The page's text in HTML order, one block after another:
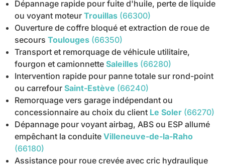
Dépannage rapide pour fuite d'huile, perte de liquide
ou voyant moteur Trouillas (66300)
Ouverture de coffre bloqué et extraction de roue de
secours Toulouges (66350)
Transport et remorquage de véhicule utilitaire,
fourgon et camionnette Saleilles (66280)
Intervention rapide pour panne totale sur rond-point
ou carrefour Saint-Estève (66240)
Remorquage vers garage indépendant ou
concessionnaire au choix du client Le Soler (66270)
Dépannage pour voyant airbag, ABS ou ESP allumé
empêchant la conduite Villeneuve-de-la-Raho
(66180)
Assistance pour roue crevée avec cric hydraulique